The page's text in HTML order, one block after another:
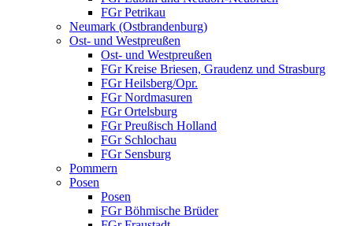
FGr Petrikau
Neumark (Ostbrandenburg)
Ost- und Westpreußen
Ost- und Westpreußen
FGr Kreise Briesen, Graudenz und Strasburg
FGr Heilsberg/Opr.
FGr Nordmasuren
FGr Ortelsburg
FGr Preußisch Holland
FGr Schlochau
FGr Sensburg
Pommern
Posen
Posen
FGr Böhmische Brüder